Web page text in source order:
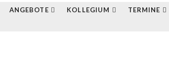
ANGEBOTE KOLLEGIUM TERMINE